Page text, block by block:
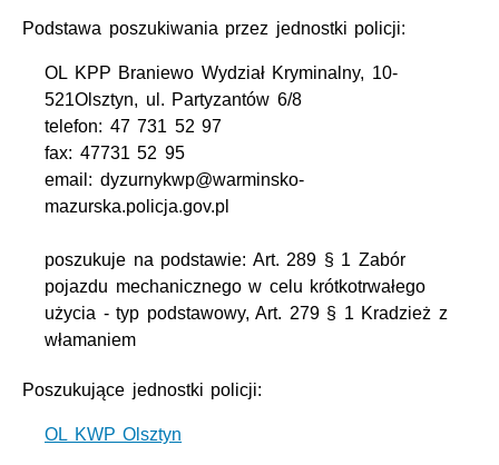
Podstawa poszukiwania przez jednostki policji:
OL KPP Braniewo Wydział Kryminalny, 10-
521Olsztyn, ul. Partyzantów 6/8
telefon: 47 731 52 97
fax: 47731 52 95
email: dyzurnykwp@warminsko-
mazurska.policja.gov.pl
poszukuje na podstawie: Art. 289 § 1 Zabór
pojazdu mechanicznego w celu krótkotrwałego
użycia - typ podstawowy, Art. 279 § 1 Kradzież z
włamaniem
Poszukujące jednostki policji:
OL KWP Olsztyn